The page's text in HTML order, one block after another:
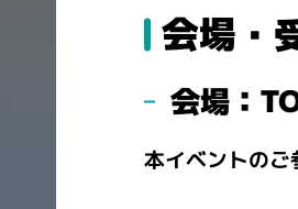
会場・
会場：
本イベントのご